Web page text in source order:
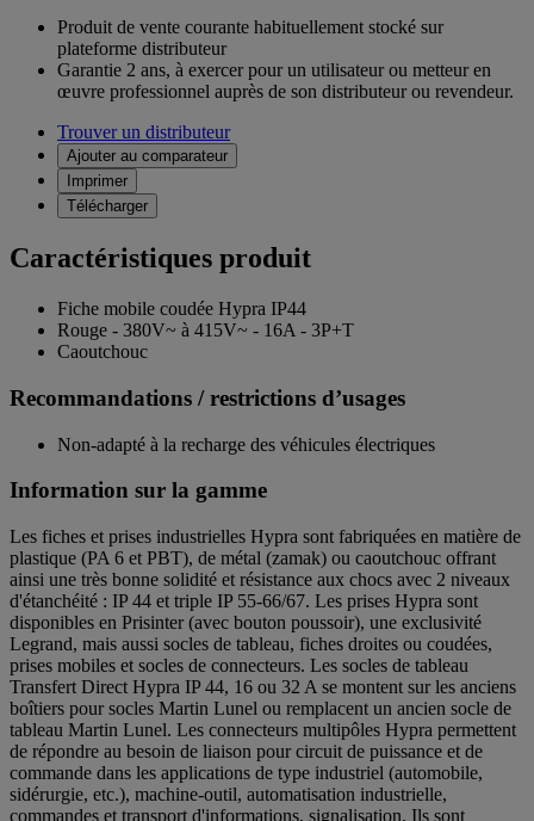
Produit de vente courante habituellement stocké sur
plateforme distributeur
Garantie 2 ans, à exercer pour un utilisateur ou metteur en
œuvre professionnel auprès de son distributeur ou revendeur.
Trouver un distributeur
Ajouter au comparateur
Imprimer
Télécharger
Caractéristiques produit
Fiche mobile coudée Hypra IP44
Rouge - 380V~ à 415V~ - 16A - 3P+T
Caoutchouc
Recommandations / restrictions d’usages
Non-adapté à la recharge des véhicules électriques
Information sur la gamme
Les fiches et prises industrielles Hypra sont fabriquées en matière de
plastique (PA 6 et PBT), de métal (zamak) ou caoutchouc offrant
ainsi une très bonne solidité et résistance aux chocs avec 2 niveaux
d'étanchéité : IP 44 et triple IP 55-66/67. Les prises Hypra sont
disponibles en Prisinter (avec bouton poussoir), une exclusivité
Legrand, mais aussi socles de tableau, fiches droites ou coudées,
prises mobiles et socles de connecteurs. Les socles de tableau
Transfert Direct Hypra IP 44, 16 ou 32 A se montent sur les anciens
boîtiers pour socles Martin Lunel ou remplacent un ancien socle de
tableau Martin Lunel. Les connecteurs multipôles Hypra permettent
de répondre au besoin de liaison pour circuit de puissance et de
commande dans les applications de type industriel (automobile,
sidérurgie, etc.), machine-outil, automatisation industrielle,
commandes et transport d'informations, signalisation. Ils sont